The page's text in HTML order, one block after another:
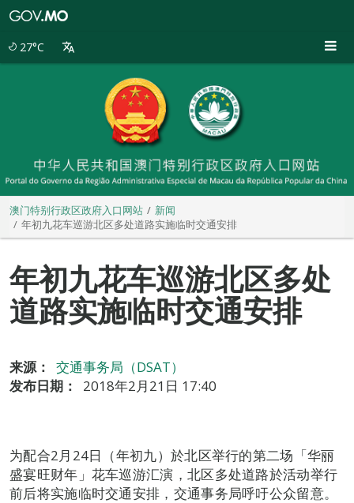
27°C
澳门特别行政区政府入口网站
新闻
年初九花车巡游北区多处道路实施临时交通安排
年初九花车巡游北区多处
道路实施临时交通安排
来源：
交通事务局（DSAT）
发布日期：
2018年2月21日 17:40
为配合2月24日（年初九）於北区举行的第二场「华丽
盛宴旺财年」花车巡游汇演，北区多处道路於活动举行
前后将实施临时交通安排，交通事务局呼吁公众留意。